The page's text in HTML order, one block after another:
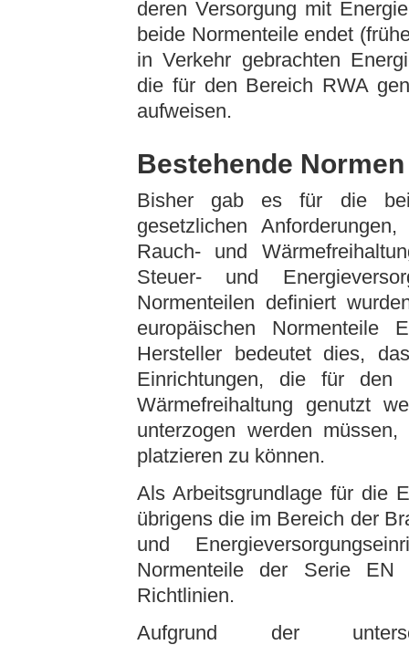
deren Versorgung mit
beide Normenteile endet
in Verkehr gebrachten
die für den Bereich RWA
aufweisen.
Bestehende
Bisher gab es für die
gesetzlichen
Rauch- und
Steuer- und
Normenteilen definiert
europäischen
Hersteller bedeutet dies,
Einrichtungen, die für
Wärmefreihaltung genutzt
unterzogen werden
platzieren zu können.
Als Arbeitsgrundlage für die
übrigens die im Bereich der
und
Normenteile der Serie EN
Richtlinien.
Aufgrund der